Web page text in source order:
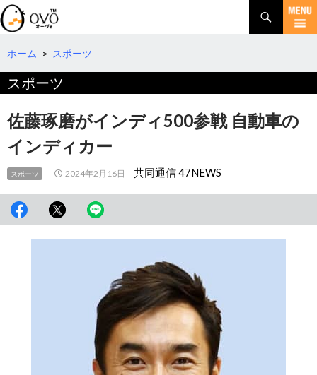
検
索
コ
テ
へ
ホーム > スポーツ
スポーツ
佐藤琢磨がインディ500参戦 自動車の
インディカー
スポーツ 2024年2月16日 共同通信 47NEWS